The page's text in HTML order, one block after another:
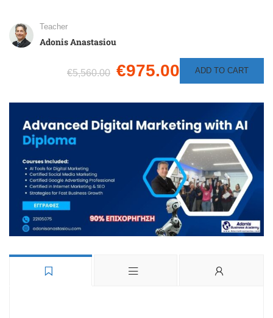
Teacher
Adonis Anastasiou
€5,560.00 €975.00 ADD TO CART